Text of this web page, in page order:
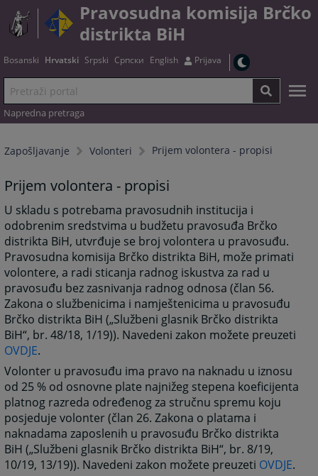
Pravosudna komisija Brčko
distrikta BiH
Bosanski Hrvatski Srpski Српски English Prijava
Napredna pretraga
Zapošljavanje Volonteri Prijem volontera - propisi
Prijem volontera - propisi
U skladu s potrebama pravosudnih institucija i
odobrenim sredstvima u budžetu pravosuđa Brčko
distrikta BiH, utvrđuje se broj volontera u pravosuđu.
Pravosudna komisija Brčko distrikta BiH, može primati
volontere, a radi sticanja radnog iskustva za rad u
pravosuđu bez zasnivanja radnog odnosa (član 56.
Zakona o službenicima i namještenicima u pravosuđu
Brčko distrikta BiH („Službeni glasnik Brčko distrikta
BiH“, br. 48/18, 1/19)). Navedeni zakon možete preuzeti
OVDJE.
Volonter u pravosuđu ima pravo na naknadu u iznosu
od 25 % od osnovne plate najnižeg stepena koeficijenta
platnog razreda određenog za stručnu spremu koju
posjeduje volonter (član 26. Zakona o platama i
naknadama zaposlenih u pravosuđu Brčko distrikta
BiH („Službeni glasnik Brčko distrikta BiH“, br. 8/19,
10/19, 13/19)). Navedeni zakon možete preuzeti OVDJE.